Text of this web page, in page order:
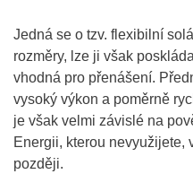
Jedná se o tzv. flexibilní
rozměry, lze ji však
vhodná pro přenášení.
vysoký výkon a poměrně
je však velmi závislé na
Energii, kterou nevyužijete,
později.